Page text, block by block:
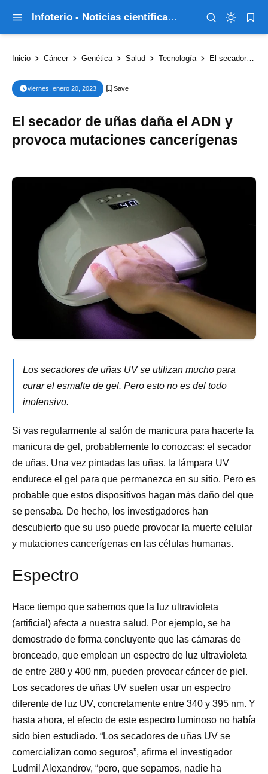
Infoterio - Noticias científicas que explican el mundo
Inicio Cáncer Genética Salud Tecnología El secador de uñas daña el ADN y provoca mutaciones cancerígenas
viernes, enero 20, 2023
El secador de uñas daña el ADN y
provoca mutaciones cancerígenas
Los secadores de uñas UV se utilizan mucho para
curar el esmalte de gel. Pero esto no es del todo
inofensivo.
Si vas regularmente al salón de manicura para hacerte la
manicura de gel, probablemente lo conozcas: el secador
de uñas. Una vez pintadas las uñas, la lámpara UV
endurece el gel para que permanezca en su sitio. Pero es
probable que estos dispositivos hagan más daño del que
se pensaba. De hecho, los investigadores han
descubierto que su uso puede provocar la muerte celular
y mutaciones cancerígenas en las células humanas.
Espectro
Hace tiempo que sabemos que la luz ultravioleta
(artificial) afecta a nuestra salud. Por ejemplo, se ha
demostrado de forma concluyente que las cámaras de
bronceado, que emplean un espectro de luz ultravioleta
de entre 280 y 400 nm, pueden provocar cáncer de piel.
Los secadores de uñas UV suelen usar un espectro
diferente de luz UV, concretamente entre 340 y 395 nm. Y
hasta ahora, el efecto de este espectro luminoso no había
sido bien estudiado. “Los secadores de uñas UV se
comercializan como seguros”, afirma el investigador
Ludmil Alexandrov, “pero, que sepamos, nadie ha